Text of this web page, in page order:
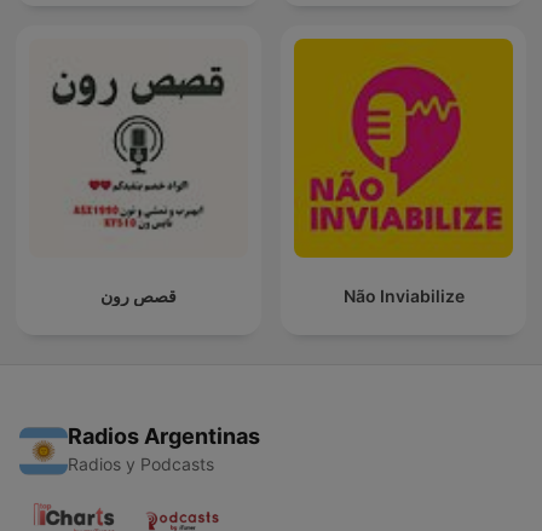
قصص رون Não Inviabilize
Radios Argentinas
Radios y Podcasts